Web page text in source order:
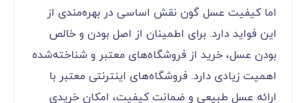
اما کیفیت عسل گون نقش اساسی در بهره‌مندی از
این فواید دارد. برای اطمینان از اصل بودن و خالص
بودن عسل، خرید از فروشگاه‌های معتبر و شناخته‌شده
اهمیت زیادی دارد. فروشگاه‌های اینترنتی معتبر با
ارائه عسل طبیعی و ضمانت کیفیت، امکان خریدی